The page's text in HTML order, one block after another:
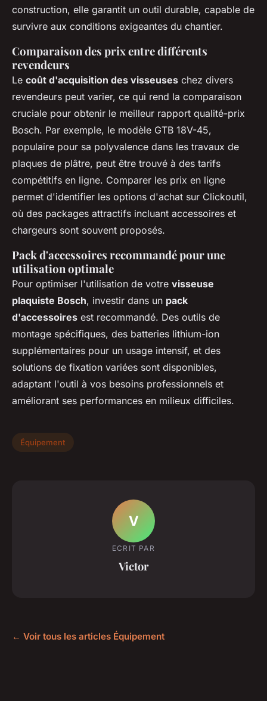
construction, elle garantit un outil durable, capable de
survivre aux conditions exigeantes du chantier.
Comparaison des prix entre différents
revendeurs
Le coût d'acquisition des visseuses chez divers
revendeurs peut varier, ce qui rend la comparaison
cruciale pour obtenir le meilleur rapport qualité-prix
Bosch. Par exemple, le modèle GTB 18V-45,
populaire pour sa polyvalence dans les travaux de
plaques de plâtre, peut être trouvé à des tarifs
compétitifs en ligne. Comparer les prix en ligne
permet d'identifier les options d'achat sur Clickoutil,
où des packages attractifs incluant accessoires et
chargeurs sont souvent proposés.
Pack d'accessoires recommandé pour une
utilisation optimale
Pour optimiser l'utilisation de votre visseuse
plaquiste Bosch, investir dans un pack
d'accessoires est recommandé. Des outils de
montage spécifiques, des batteries lithium-ion
supplémentaires pour un usage intensif, et des
solutions de fixation variées sont disponibles,
adaptant l'outil à vos besoins professionnels et
améliorant ses performances en milieux difficiles.
Équipement
V
ECRIT PAR
Victor
← Voir tous les articles Équipement